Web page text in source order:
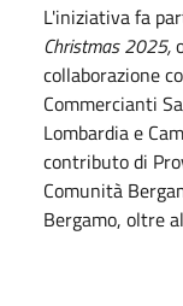
L'iniziativa fa
Christmas 2025,
collaborazione
Commercianti
Lombardia e
contributo di
Comunità
Bergamo, oltre